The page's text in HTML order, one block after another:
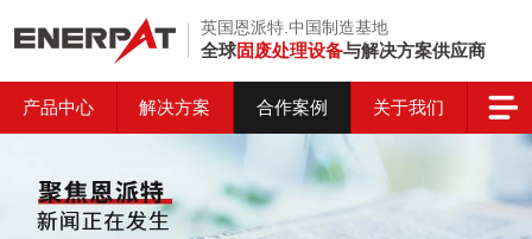
英国恩派特.中国制造基地
全球固废处理设备与解决方案供应商
产品中心 解决方案 合作案例 关于我们